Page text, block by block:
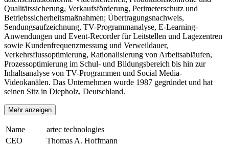
Qualitätssicherung, Verkaufsförderung, Perimeterschutz und
Betriebssicherheitsmaßnahmen; Übertragungsnachweis,
Sendungsaufzeichnung, TV-Programmanalyse, E-Learning-
Anwendungen und Event-Recorder für Leitstellen und Lagezentren
sowie Kundenfrequenzmessung und Verweildauer,
Verkehrsflussoptimierung, Rationalisierung von Arbeitsabläufen,
Prozessoptimierung im Schul- und Bildungsbereich bis hin zur
Inhaltsanalyse von TV-Programmen und Social Media-
Videokanälen. Das Unternehmen wurde 1987 gegründet und hat
seinen Sitz in Diepholz, Deutschland.
Mehr anzeigen
Name
artec technologies
CEO
Thomas A. Hoffmann